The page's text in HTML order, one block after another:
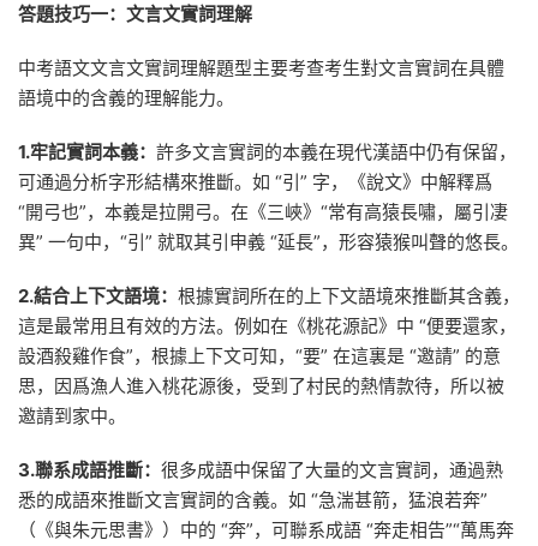
答題技巧一：文言文實詞理解
中考語文文言文實詞理解題型主要考查考生對文言實詞在具體
語境中的含義的理解能力。
1.牢記實詞本義： 許多文言實詞的本義在現代漢語中仍有保留，
可通過分析字形結構來推斷。如 “引” 字，《說文》中解釋爲
“開弓也”，本義是拉開弓。在《三峽》“常有高猿長嘯，屬引凄
異” 一句中，“引” 就取其引申義 “延長”，形容猿猴叫聲的悠長。
2.結合上下文語境： 根據實詞所在的上下文語境來推斷其含義，
這是最常用且有效的方法。例如在《桃花源記》中 “便要還家，
設酒殺雞作食”，根據上下文可知，“要” 在這裏是 “邀請” 的意
思，因爲漁人進入桃花源後，受到了村民的熱情款待，所以被
邀請到家中。
3.聯系成語推斷： 很多成語中保留了大量的文言實詞，通過熟
悉的成語來推斷文言實詞的含義。如 “急湍甚箭，猛浪若奔”
（《與朱元思書》）中的 “奔”，可聯系成語 “奔走相告”“萬馬奔